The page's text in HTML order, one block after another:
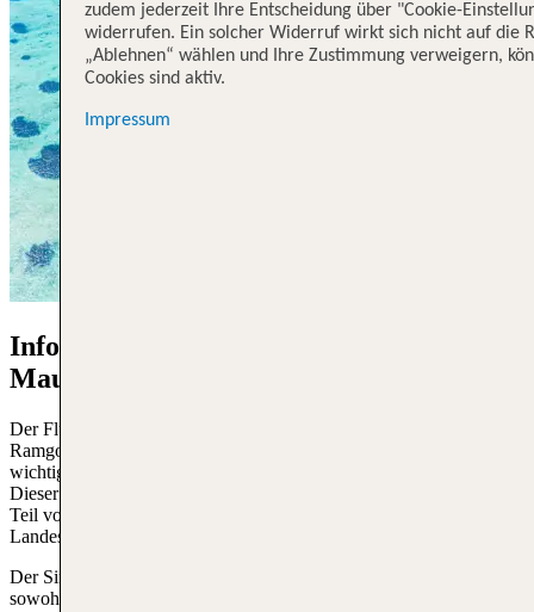
Informationen über Flughafen
Mauritius
Der Flughafen Mauritius, offiziell bekannt als Sir Seewoosagur
Ramgoolam International Airport (IATA-Code: MRU), ist das
wichtigste internationale Tor zur wunderschönen Insel Mauritius.
Dieser Flughafen liegt in der Savanne, einer Region im südöstlichen
Teil von Mauritius, und ist das größte Luftverkehrszentrum des
Landes.
Der Sir Seewoosagur Ramgoolam International Airport bietet
sowohl internationale als auch inländische Flüge an, wobei er
zudem jederzeit Ihre Entscheidung über "Cookie-
widerrufen. Ein solcher Widerruf wirkt sich nicht auf die
„Ablehnen“ wählen und Ihre Zustimmung verweigern,
Cookies sind aktiv.
Impressum